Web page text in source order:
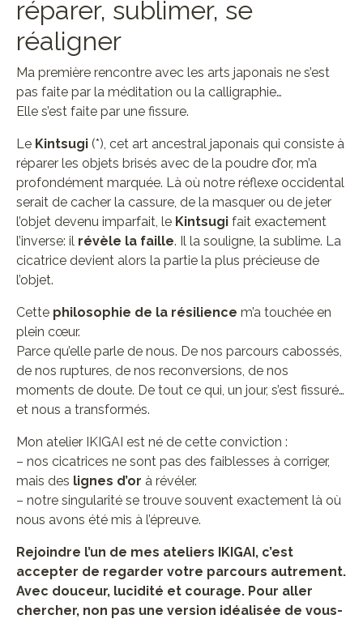
réparer, sublimer, se
réaligner
Ma première rencontre avec les arts japonais ne s’est
pas faite par la méditation ou la calligraphie…
Elle s’est faite par une fissure.
Le Kintsugi (*), cet art ancestral japonais qui consiste à
réparer les objets brisés avec de la poudre d’or, m’a
profondément marquée. Là où notre réflexe occidental
serait de cacher la cassure, de la masquer ou de jeter
l’objet devenu imparfait, le Kintsugi fait exactement
l’inverse: il révèle la faille. Il la souligne, la sublime. La
cicatrice devient alors la partie la plus précieuse de
l’objet.
Cette philosophie de la résilience m’a touchée en
plein cœur.
Parce qu’elle parle de nous. De nos parcours cabossés,
de nos ruptures, de nos reconversions, de nos
moments de doute. De tout ce qui, un jour, s’est fissuré…
et nous a transformés.
Mon atelier IKIGAI est né de cette conviction :
– nos cicatrices ne sont pas des faiblesses à corriger,
mais des lignes d’or à révéler.
– notre singularité se trouve souvent exactement là où
nous avons été mis à l’épreuve.
Rejoindre l’un de mes ateliers IKIGAI, c’est
accepter de regarder votre parcours autrement.
Avec douceur, lucidité et courage. Pour aller
chercher, non pas une version idéalisée de vous-